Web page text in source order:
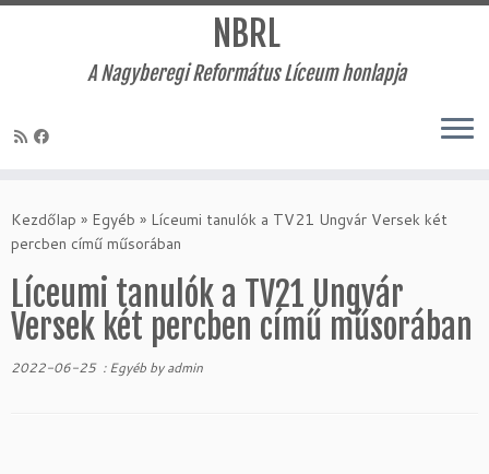
to
content
NBRL
A Nagyberegi Református Líceum honlapja
Kezdőlap » Egyéb » Líceumi tanulók a TV21 Ungvár Versek két
percben című műsorában
Líceumi tanulók a TV21 Ungvár
Versek két percben című műsorában
2022-06-25:Egyéb byadmin